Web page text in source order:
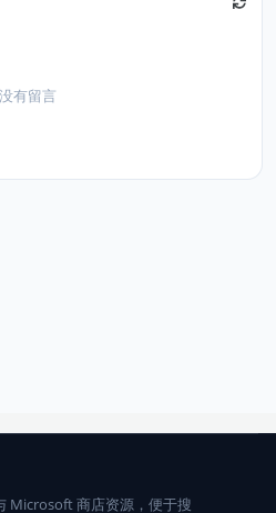
没有留言
Microsoft 商店资源，便于搜